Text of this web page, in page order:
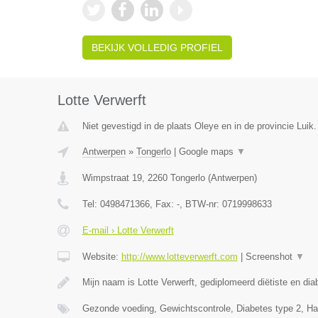
BEKIJK VOLLEDIG PROFIEL
Lotte Verwerft
Niet gevestigd in de plaats Oleye en in de provincie Luik.
Antwerpen» Tongerlo| Google maps ▼
Wimpstraat 19, 2260 Tongerlo(Antwerpen)
Tel: 0498471366, Fax: -, BTW-nr: 0719998633
E-mail › Lotte Verwerft
Website: http://www.lotteverwerft.com Screenshot ▼
Mijn naam is Lotte Verwerft, gediplomeerd diëtiste en
Gezonde voeding, Gewichtscontrole, Diabetes type 2,